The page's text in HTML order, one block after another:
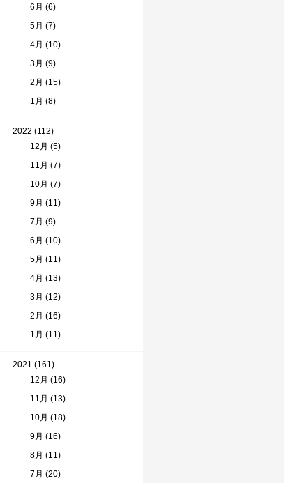
6月 (6)
5月 (7)
4月 (10)
3月 (9)
2月 (15)
1月 (8)
2022 (112)
12月 (5)
11月 (7)
10月 (7)
9月 (11)
7月 (9)
6月 (10)
5月 (11)
4月 (13)
3月 (12)
2月 (16)
1月 (11)
2021 (161)
12月 (16)
11月 (13)
10月 (18)
9月 (16)
8月 (11)
7月 (20)